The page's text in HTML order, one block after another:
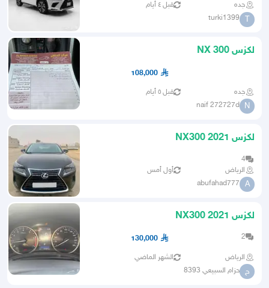
جده
قبل ٤ أيام
T
turki1399
لكزس NX 300
108,000
جده قبل ٥ أيام
N
naif 272727d
لكزس NX300 2021
4
الرياض
أول أمس
A
abufahad777
لكزس NX300 2021
2
130,000
الرياض الشهر الماضي
ح حزام السبيعي 8393